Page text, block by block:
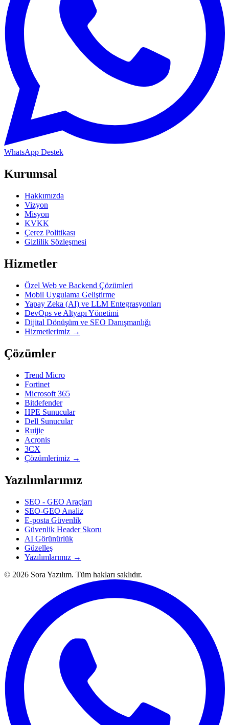
WhatsApp Destek
Kurumsal
Hakkımızda
Vizyon
Misyon
KVKK
Çerez Politikası
Gizlilik Sözleşmesi
Hizmetler
Özel Web ve Backend Çözümleri
Mobil Uygulama Geliştirme
Yapay Zeka (AI) ve LLM Entegrasyonları
DevOps ve Altyapı Yönetimi
Dijital Dönüşüm ve SEO Danışmanlığı
Hizmetlerimiz →
Çözümler
Trend Micro
Fortinet
Microsoft 365
Bitdefender
HPE Sunucular
Dell Sunucular
Ruijie
Acronis
3CX
Çözümlerimiz →
Yazılımlarımız
SEO - GEO Araçları
SEO-GEO Analiz
E-posta Güvenlik
Güvenlik Header Skoru
AI Görünürlük
Güzelleş
Yazılımlarımız →
© 2026 Sora Yazılım. Tüm hakları saklıdır.